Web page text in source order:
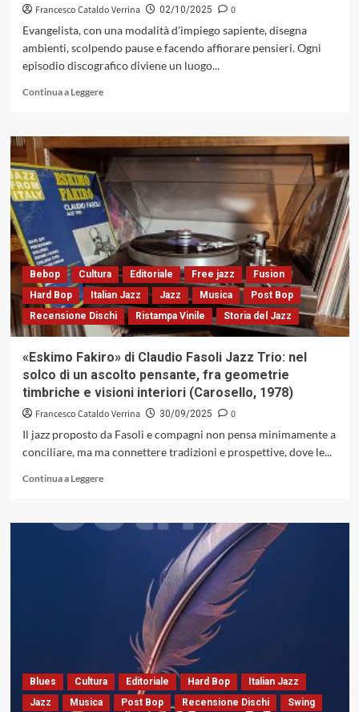
(Soul
1983)
Francesco Cataldo Verrina 02/10/2025
0
Evangelista, con una modalità d'impiego sapiente, disegna
ambienti, scolpendo pause e facendo affiorare pensieri. Ogni
episodio discografico diviene un luogo...
Continua a LeggereLeggi
su
Un
viaggio
nell’universo
musicale
di
Marco
Evangelista.
Il
suono
abitato
e
il
respiro
flicorno
Bebop Cultura Editoriale Free jazz
Fusion
Hard Bop
Italian Jazz Jazz Musica
Post Bop
Recensione Dischi
Ristampa Vinile Storia del Jazz
«Eskimo Fakiro» di Claudio Fasoli Jazz Trio: nel
solco di un ascolto pensante, fra geometrie
timbriche e visioni interiori (Carosello, 1978)
Francesco Cataldo Verrina 30/09/2025
0
Il jazz proposto da Fasoli e compagni non pensa minimamente a
conciliare, ma ma connettere tradizioni e prospettive, dove le...
Continua a LeggereLeggi
su
di
un
ascolto
Blues Cultura Editoriale Hard Bop
Italian Jazz
Jazz
Musica Post Bop Recensione Dischi Swing